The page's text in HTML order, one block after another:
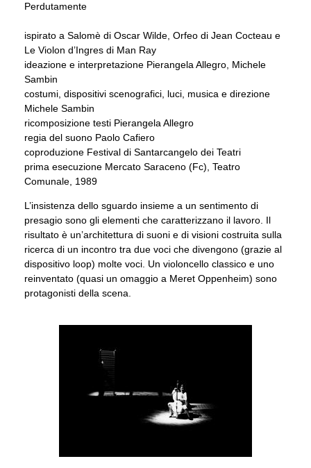
Perdutamente
ispirato a Salomè di Oscar Wilde, Orfeo di Jean Cocteau e
Le Violon d’Ingres di Man Ray
ideazione e interpretazione Pierangela Allegro, Michele
Sambin
costumi, dispositivi scenografici, luci, musica e direzione
Michele Sambin
ricomposizione testi Pierangela Allegro
regia del suono Paolo Cafiero
coproduzione Festival di Santarcangelo dei Teatri
prima esecuzione Mercato Saraceno (Fc), Teatro
Comunale, 1989
L’insistenza dello sguardo insieme a un sentimento di
presagio sono gli elementi che caratterizzano il lavoro. Il
risultato è un’architettura di suoni e di visioni costruita sulla
ricerca di un incontro tra due voci che divengono (grazie al
dispositivo loop) molte voci. Un violoncello classico e uno
reinventato (quasi un omaggio a Meret Oppenheim) sono
protagonisti della scena.